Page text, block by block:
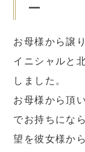
ー
お母様から譲
イニシャルと
しました。
お母様から頂
でお持ちにな
望を彼女様か